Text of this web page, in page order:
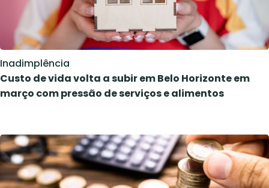
Inadimplência
Custo de vida volta a subir em Belo Horizonte em
março com pressão de serviços e alimentos